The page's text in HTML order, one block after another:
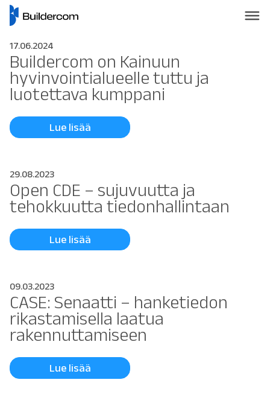
17.06.2024
Buildercom on Kainuun
hyvinvointialueelle tuttu ja
luotettava kumppani
Lue lisää
29.08.2023
Open CDE – sujuvuutta ja
tehokkuutta tiedonhallintaan
Lue lisää
09.03.2023
CASE: Senaatti – hanketiedon
rikastamisella laatua
rakennuttamiseen
Lue lisää